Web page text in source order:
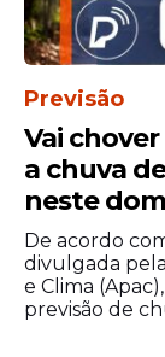
Previsão
Vai
a chuva
neste
De acordo
divulgada
e Clima
previsão de